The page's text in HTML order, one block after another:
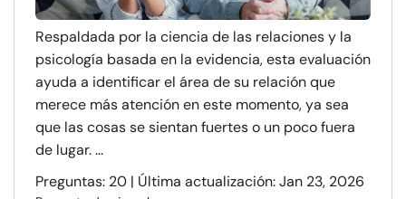
Respaldada por la ciencia de las relaciones y la
psicología basada en la evidencia, esta evaluación
ayuda a identificar el área de su relación que
merece más atención en este momento, ya sea
que las cosas se sientan fuertes o un poco fuera
de lugar. ...
Preguntas: 20 | Última actualización: Jan 23, 2026